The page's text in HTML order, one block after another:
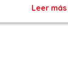
Leer más